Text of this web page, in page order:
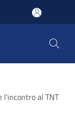
l'incontro al TNT